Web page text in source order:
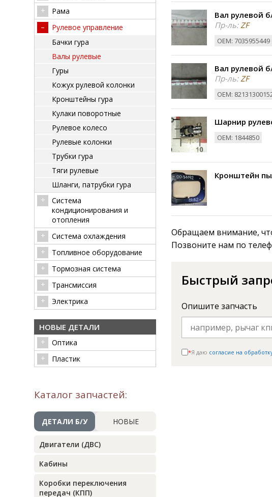
Рама
Рулевое управление
Бачки гура
Валы рулевые
Гуры
Кожух рулевой колонки
Кронштейны гура
Кулаки поворотные
Рулевое колесо
Рулевые колонки
Трубки гура
Тяги рулевые
Шланги, патрубки гура
Система
кондиционирования и
отопления
Система охлаждения
Топливное оборудование
Тормозная система
Трансмиссия
Электрика
НОВЫЕ ДЕТАЛИ
Оптика
Пластик
Каталог запчастей:
ДЕТАЛИ Б/У НОВЫЕ
Двигатели (ДВС)
Кабины
Коробки переключения
передач (КПП)
Вал рулевой
Пр-ль:ZF
ОЕМ: 7035955449
Вал рулевой
Пр-ль:ZF
ОЕМ:
Шарнир
ОЕМ: 1844850
Кронштейн
Обращаем внимание,
Позвоните нам по
Быстрый
Опишите запчасть
*Я даю согласие на